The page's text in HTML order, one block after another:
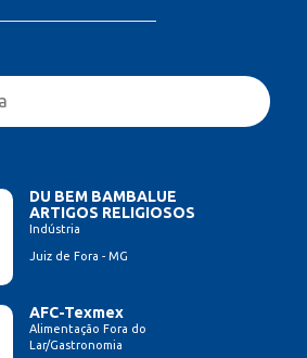
DU BEM BAMBALUE
ARTIGOS RELIGIOSOS
Indústria
Juiz de Fora - MG
AFC-Texmex
Alimentação Fora do
Lar/Gastronomia